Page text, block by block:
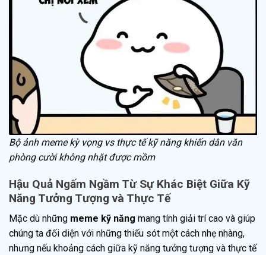
Bộ ảnh meme kỳ vọng vs thực tế kỹ năng khiến dân văn
phòng cười không nhặt được mồm
Hậu Quả Ngấm Ngầm Từ Sự Khác Biệt Giữa Kỹ
Năng Tưởng Tượng và Thực Tế
Mặc dù những meme kỹ năng mang tính giải trí cao và giúp
chúng ta đối diện với những thiếu sót một cách nhẹ nhàng,
nhưng nếu khoảng cách giữa kỹ năng tưởng tượng và thực tế